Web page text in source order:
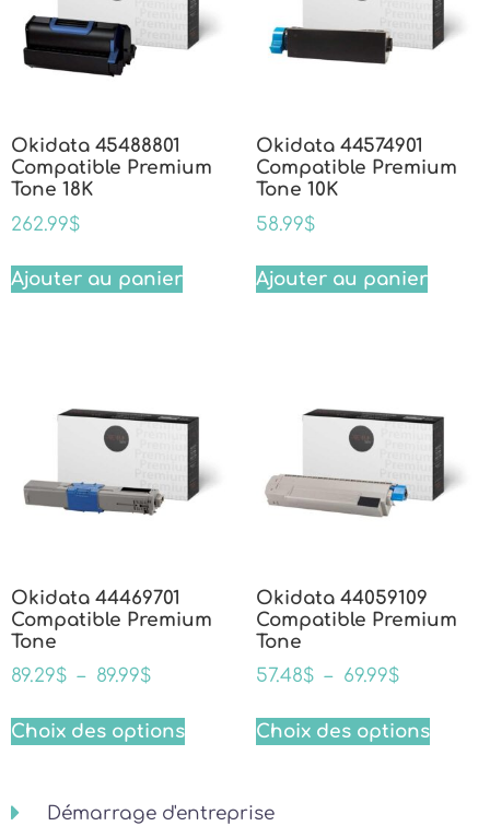
Okidata 45488801
Compatible Premium
Tone 18K
262.99$
Ajouter au panier
Okidata 44574901
Compatible Premium
Tone 10K
58.99$
Ajouter au panier
Okidata 44469701
Compatible Premium
Tone
89.29$ – 89.99$
Choix des options
Okidata 44059109
Compatible Premium
Tone
57.48$ – 69.99$
Choix des options
Démarrage d'entreprise